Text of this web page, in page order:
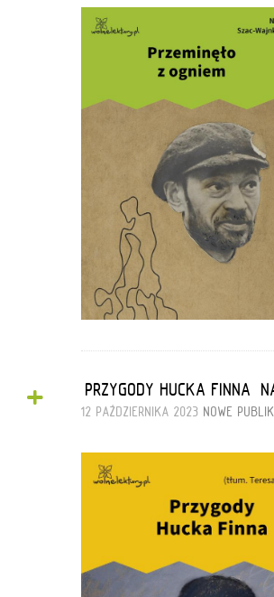
+ „PRZYGODY HUCKA FINNA”
12 PAŹDZIERNIKA 2023 NOWE